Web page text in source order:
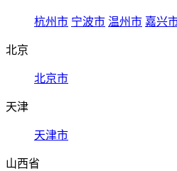
杭州市 宁波市 温州市 嘉兴
北京
北京市
天津
天津市
山西省